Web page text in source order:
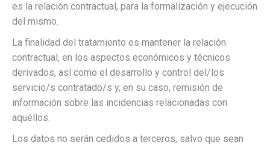
es la relación contractual, para la formalización y ejecución
del mismo.
La finalidad del tratamiento es mantener la relación
contractual, en los aspectos económicos y técnicos
derivados, así como el desarrollo y control del/los
servicio/s contratado/s y, en su caso, remisión de
información sobre las incidencias relacionadas con
aquéllos.
Los datos no serán cedidos a terceros, salvo que sean